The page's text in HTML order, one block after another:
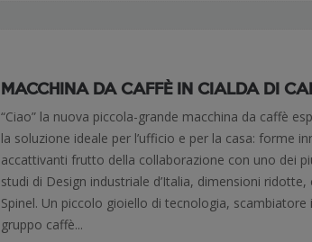
MACCHINA DA CAFFÈ IN CIALDA DI
“Ciao” la nuova piccola-grande macchina da caffè
la soluzione ideale per l’ufficio e per la casa: forme
accattivanti frutto della collaborazione con uno dei
studi di Design industriale d’Italia, dimensioni ridotte,
Spinel. Un piccolo gioiello di tecnologia,
gruppo caffè...